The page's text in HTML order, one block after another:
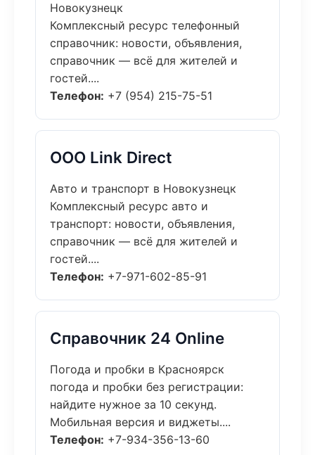
Новокузнецк
Комплексный ресурс телефонный
справочник: новости, объявления,
справочник — всё для жителей и
гостей....
Телефон: +7 (954) 215-75-51
ООО Link Direct
Авто и транспорт в Новокузнецк
Комплексный ресурс авто и
транспорт: новости, объявления,
справочник — всё для жителей и
гостей....
Телефон: +7-971-602-85-91
Справочник 24 Online
Погода и пробки в Красноярск
погода и пробки без регистрации:
найдите нужное за 10 секунд.
Мобильная версия и виджеты....
Телефон: +7-934-356-13-60